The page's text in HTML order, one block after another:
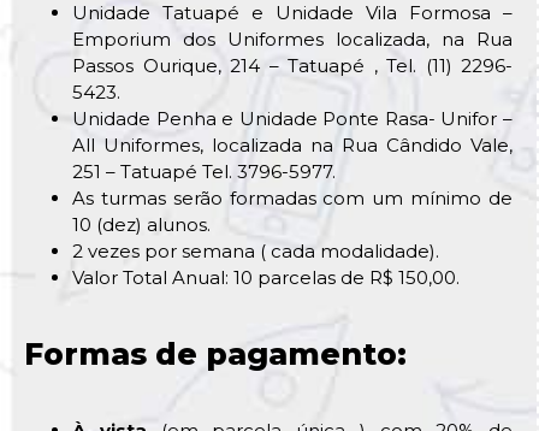
Unidade Tatuapé e Unidade Vila Formosa –
Emporium dos Uniformes localizada, na Rua
Passos Ourique, 214 – Tatuapé , Tel. (11) 2296-
5423.
Unidade Penha e Unidade Ponte Rasa- Unifor –
All Uniformes, localizada na Rua Cândido Vale,
251 – Tatuapé Tel. 3796-5977.
As turmas serão formadas com um mínimo de
10 (dez) alunos.
2 vezes por semana ( cada modalidade).
Valor Total Anual: 10 parcelas de R$ 150,00.
Formas de pagamento: